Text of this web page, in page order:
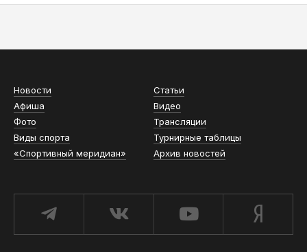
Новости
Статьи
Афиша
Видео
Фото
Трансляции
Виды спорта
Турнирные таблицы
«Спортивный меридиан»
Архив новостей